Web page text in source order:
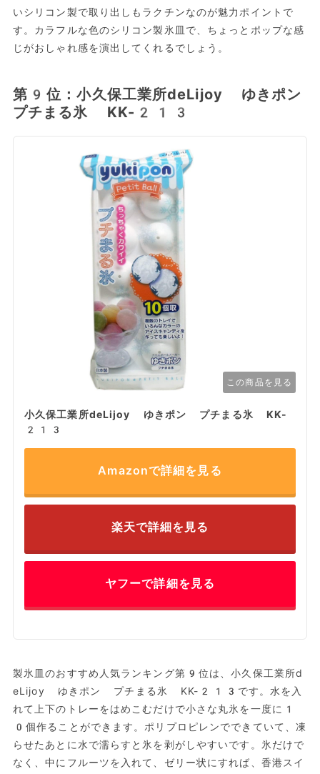
いシリコン製で取り出しもラクチンなのが魅力ポイントで
す。カラフルな色のシリコン製氷皿で、ちょっとポップな感
じがおしゃれ感を演出してくれるでしょう。
第9位：小久保工業所deLijoy ゆきポン
プチまる氷 KK-213
この商品を見る
小久保工業所deLijoy ゆきポン プチまる氷 KK-
213
Amazonで詳細を見る
楽天で詳細を見る
ヤフーで詳細を見る
製氷皿のおすすめ人気ランキング第9位は、小久保工業所d
eLijoy ゆきポン プチまる氷 KK-213です。水を入
れて上下のトレーをはめこむだけで小さな丸氷を一度に1
0個作ることができます。ポリプロピレンでできていて、凍
らせたあとに水で濡らすと氷を剥がしやすいです。氷だけで
なく、中にフルーツを入れて、ゼリー状にすれば、香港スイ